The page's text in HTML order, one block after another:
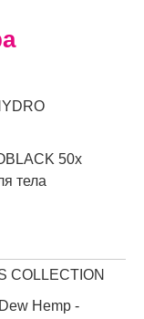
50x
тела
COLLECTION
Hemp -